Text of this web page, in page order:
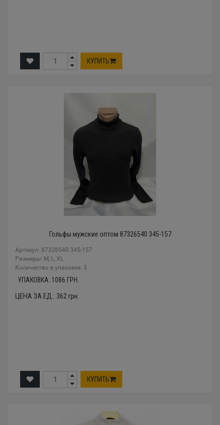
КУПИТЬ
Гольфы мужские оптом 87326540 345-157
Артикул: 87326540 345-157
Размеры: М, L, XL
Количество в упаковке: 3
УПАКОВКА: 1086 ГРН.
ЦЕНА ЗА ЕД.: 362 грн.
КУПИТЬ